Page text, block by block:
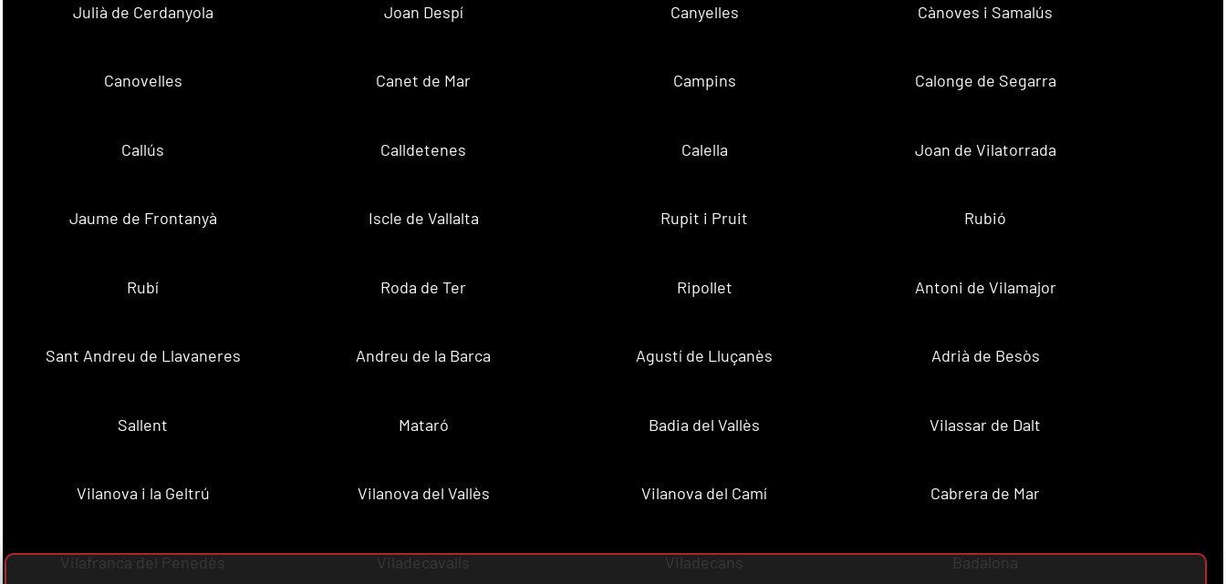
Julià de Cerdanyola Joan Despí Canyelles Cànoves i Samalús
Canovelles Canet de Mar Campins Calonge de Segarra
Callús Calldetenes Calella Joan de Vilatorrada
Jaume de Frontanyà Iscle de Vallalta Rupit i Pruit Rubió
Rubí Roda de Ter Ripollet Antoni de Vilamajor
Sant Andreu de Llavaneres Andreu de la Barca Agustí de Lluçanès Adrià de Besòs
Sallent Mataró Badia del Vallès Vilassar de Dalt
Vilanova i la Geltrú Vilanova del Vallès Vilanova del Camí Cabrera de Mar
Vilafranca del Penedès Viladecavalls Viladecans Badalona